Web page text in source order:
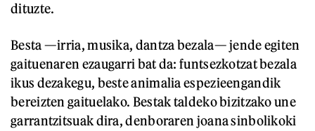
dituzte.
Besta —irria, musika, dantza bezala— jende egiten
gaituenaren ezaugarri bat da: funtsezkotzat bezala
ikus dezakegu, beste animalia espezieengandik
bereizten gaituelako. Bestak taldeko bizitzako une
garrantzitsuak dira, denboraren joana sinbolikoki